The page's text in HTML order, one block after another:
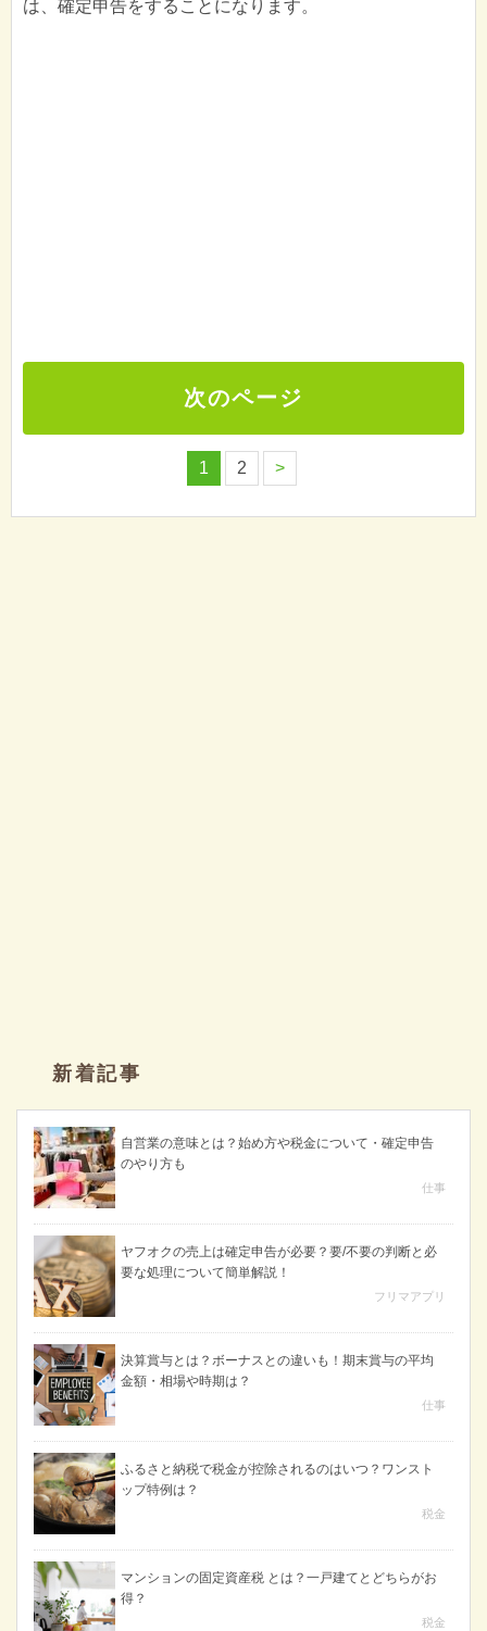
は、確定申告をすることになります。
次のページ
1 2 >
新着記事
自営業の意味とは？始め方や税金について・確定申告
のやり方も
仕事
ヤフオクの売上は確定申告が必要？要/不要の判断と必
要な処理について簡単解説！
フリマアプリ
決算賞与とは？ボーナスとの違いも！期末賞与の平均
金額・相場や時期は？
仕事
ふるさと納税で税金が控除されるのはいつ？ワンスト
ップ特例は？
税金
マンションの固定資産税 とは？一戸建てとどちらがお
得？
税金